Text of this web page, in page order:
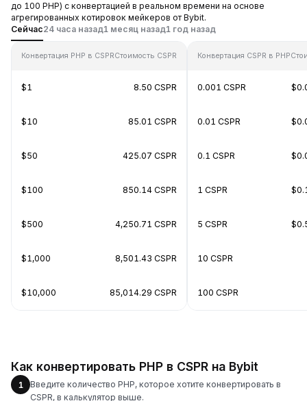
до 100 PHP) с конвертацией в реальном времени на основе
агрегированных котировок мейкеров от Bybit.
Сейчас24 часа назад1 месяц назад1 год назад
Конвертация PHP в CSPRСтоимость CSPR
$1 8.50 CSPR
$10 85.01 CSPR
$50 425.07 CSPR
$100 850.14 CSPR
$500 4,250.71 CSPR
$1,000 8,501.43 CSPR
$10,000 85,014.29 CSPR
Конвертация CSPR в PHP
0.001 CSPR
0.01 CSPR
0.1 CSPR
1 CSPR
5 CSPR
10 CSPR
100 CSPR
Как конвертировать PHP в CSPR на Bybit
1
Введите количество PHP, которое хотите конвертировать в
CSPR, в калькулятор выше.